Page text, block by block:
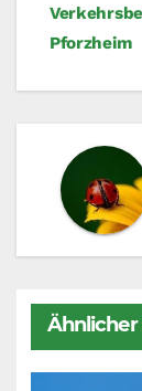
Pforzheim